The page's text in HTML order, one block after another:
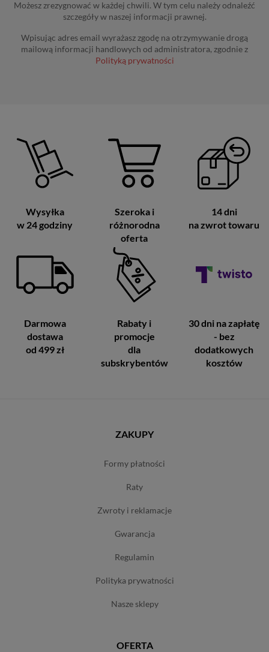
Możesz zrezygnować w każdej chwili. W tym celu należy odnaleźć
szczegóły w naszej informacji prawnej.
Wpisując adres email wyrażasz zgodę na otrzymywanie drogą
mailową informacji handlowych od administratora, zgodnie z
Polityką prywatności
Wysyłka
w 24 godziny
Szeroka i
różnorodna
oferta
14 dni
na zwrot towaru
Darmowa
dostawa
od 499 zł
Rabaty i
promocje
dla
subskrybentów
30 dni na zapłatę
- bez
dodatkowych
kosztów
ZAKUPY
formy płatności
raty
zwroty i reklamacje
gwarancja
regulamin
polityka prywatności
nasze sklepy
OFERTA